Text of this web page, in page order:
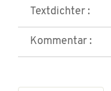
Textdichter :
Kommentar :